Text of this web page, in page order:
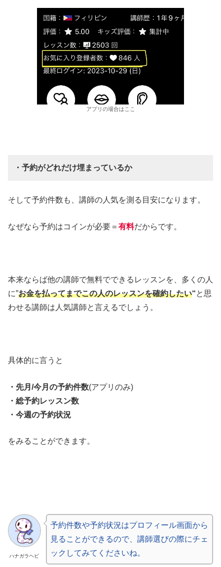
アプリの場合はここ
・予約がどれだけ埋まっているか
そして予約件数も、講師の人気を測る目安になります。
なぜなら予約はコインが必要＝ 有料だからです。
本来ならば他の講師で無料でできるレッスンを、多くの人
に”お金を払ってまでこの人のレッスンを確約したい“と思
わせる講師は人気講師と言えるでしょう。
具体的に言うと
・先月/今月の予約件数(アプリのみ)
・総予約レッスン数
・今週の予約状況
をみることができます。
ハナガラヘビ
予約件数や予約状況はプロフィール画面から
見ることができるので、講師選びの際にチェ
ックしてみてくださいね。